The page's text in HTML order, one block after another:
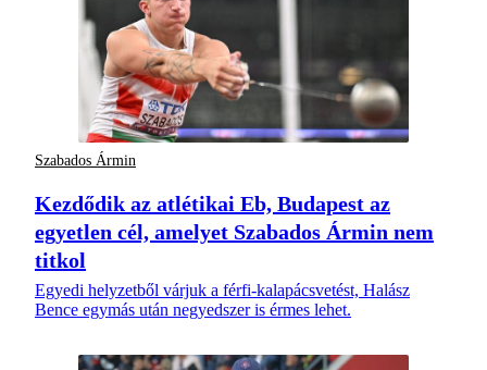
Szabados Ármin
Kezdődik az atlétikai Eb, Budapest az
egyetlen cél, amelyet Szabados Ármin nem
titkol
Egyedi helyzetből várjuk a férfi-kalapácsvetést, Halász
Bence egymás után negyedszer is érmes lehet.